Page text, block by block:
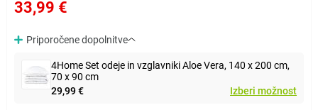
33,99 €
Priporočene dopolnitve
4Home Set odeje in vzglavniki Aloe Vera, 140 x 200 cm,
70 x 90 cm
29,99 €
Izberi možnost